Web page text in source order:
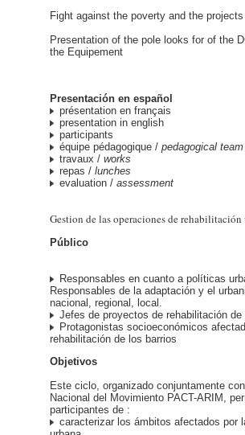
Fight against the poverty and the
Presentation of the pole looks for of the
the Equipement
Presentación en español
présentation en français
presentation in english
participants
équipe pédagogique / pedagogical team
travaux / works
repas / lunches
evaluation / assessment
Gestion de las operaciones de rehabilitación
Público
Responsables en cuanto a políticas
Responsables de la adaptación y el
nacional, regional, local.
Jefes de proyectos de rehabilitación de
Protagonistas socioeconómicos
rehabilitación de los barrios
Objetivos
Este ciclo, organizado conjuntamente
Nacional del Movimiento PACT-ARIM,
participantes de :
caracterizar los ámbitos afectados por